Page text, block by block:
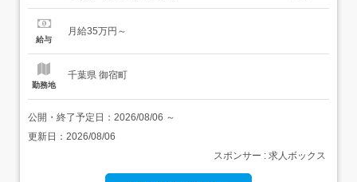
報 店舗の特徴 施設内調理(病院・老人ホーム・福祉施設) 住
給与
月給35万円～
勤務地
千葉県 御宿町
公開・終了予定日： 2026/08/06 ～
更新日： 2026/08/06
スポンサー : 求人ボックス